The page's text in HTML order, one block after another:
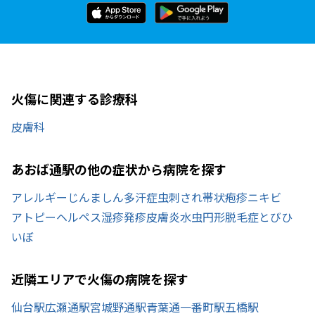
火傷に関連する診療科
皮膚科
あおば通駅の他の症状から病院を探す
アレルギー じんましん多汗症虫刺され帯状疱疹ニキビ
アトピーヘルペス湿疹発疹皮膚炎水虫円形脱毛症とびひ
いぼ
近隣エリアで火傷の病院を探す
仙台駅広瀬通駅宮城野通駅青葉通一番町駅五橋駅